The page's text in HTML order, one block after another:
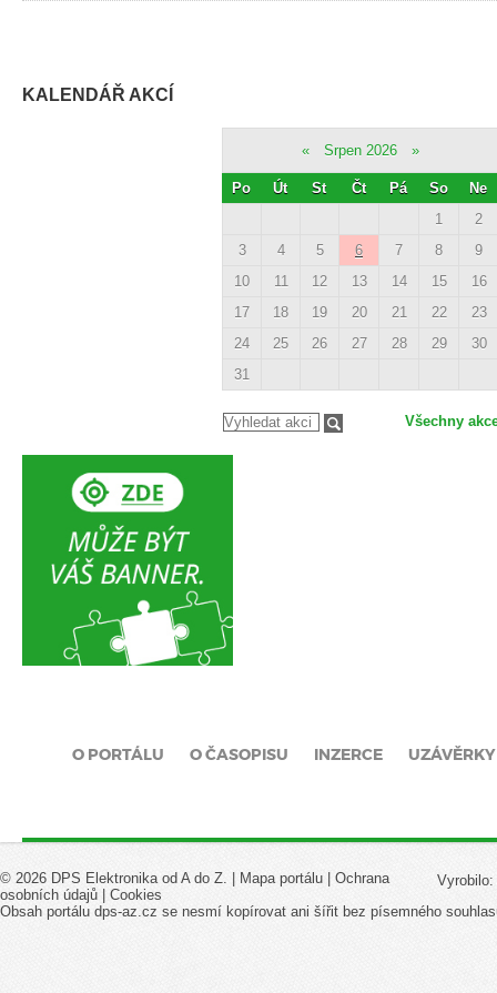
KALENDÁŘ AKCÍ
« Srpen 2026 »
Po Út St Čt Pá So
Ne
1
2
3
4 5 6 7 8
9
10
11 12 13 14 15
16
17
18 19 20 21 22
23
24
25 26 27 28 29
30
31
Všechny
O PORTÁLU O ČASOPISU INZERCE UZÁVĚRKY
Vyrobilo:
© 2026 DPS Elektronika od A do Z. | Mapa portálu | Ochrana
osobních údajů | Cookies
Obsah portálu dps-az.cz se nesmí kopírovat ani šířit bez písemného